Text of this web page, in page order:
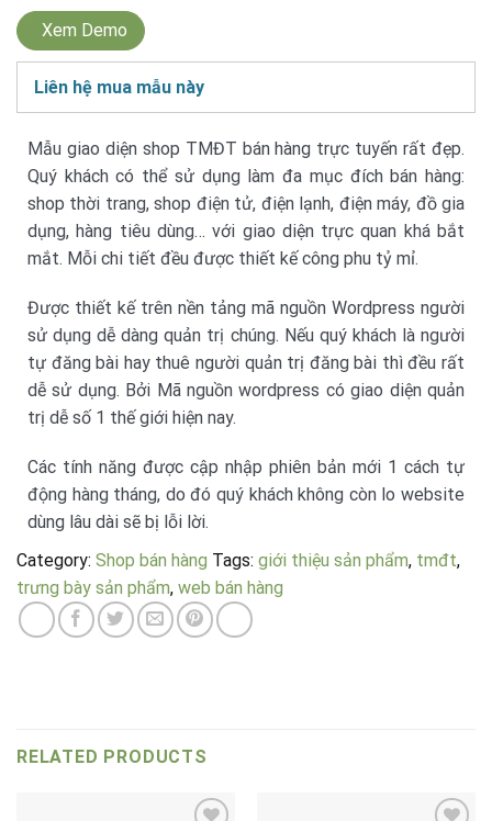
Xem Demo
Liên hệ mua mẫu này
Mẫu giao diện shop TMĐT bán hàng trực tuyến rất đẹp.
Quý khách có thể sử dụng làm đa mục đích bán hàng:
shop thời trang, shop điện tử, điện lạnh, điện máy, đồ gia
dụng, hàng tiêu dùng… với giao diện trực quan khá bắt
mắt. Mỗi chi tiết đều được thiết kế công phu tỷ mỉ.
Được thiết kế trên nền tảng mã nguồn Wordpress người
sử dụng dễ dàng quản trị chúng. Nếu quý khách là người
tự đăng bài hay thuê người quản trị đăng bài thì đều rất
dễ sử dụng. Bởi Mã nguồn wordpress có giao diện quản
trị dễ số 1 thế giới hiện nay.
Các tính năng được cập nhập phiên bản mới 1 cách tự
động hàng tháng, do đó quý khách không còn lo website
dùng lâu dài sẽ bị lỗi lời.
Category: Shop bán hàng Tags: giới thiệu sản phẩm, tmđt,
trưng bày sản phẩm, web bán hàng
RELATED PRODUCTS